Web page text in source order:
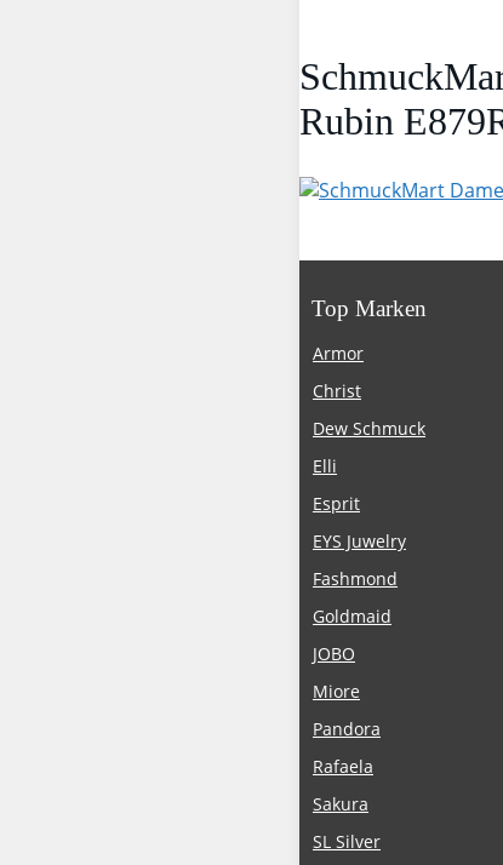
Rubin
Top Marken
Armor
Christ
Dew Schmuck
Elli
Esprit
EYS Juwelry
Fashmond
Goldmaid
JOBO
Miore
Pandora
Rafaela
Sakura
SL Silver